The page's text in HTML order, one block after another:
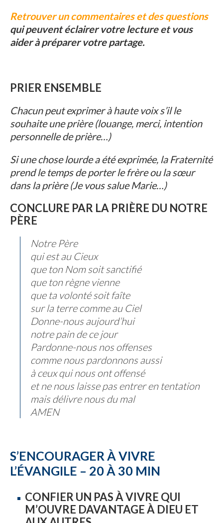
Retrouver un commentaires et des questions
qui peuvent éclairer votre lecture et vous
aider à préparer votre partage.
PRIER ENSEMBLE
Chacun peut exprimer à haute voix s’il le
souhaite une prière (louange, merci, intention
personnelle de prière…)
Si une chose lourde a été exprimée, la Fraternité
prend le temps de porter le frère ou la sœur
dans la prière (Je vous salue Marie…)
CONCLURE PAR LA PRIÈRE DU NOTRE
PÈRE
Notre Père
qui est au Cieux
que ton Nom soit sanctifié
que ton règne vienne
que ta volonté soit faîte
sur la terre comme au Ciel
Donne-nous aujourd’hui
notre pain de ce jour
Pardonne-nous nos offenses
comme nous pardonnons aussi
à ceux qui nous ont offensé
et ne nous laisse pas entrer en tentation
mais délivre nous du mal
AMEN
S’ENCOURAGER À VIVRE
L’ÉVANGILE – 20 À 30 MIN
CONFIER UN PAS À VIVRE QUI
M’OUVRE DAVANTAGE À DIEU ET